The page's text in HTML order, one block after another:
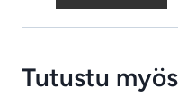
Tutustu myös